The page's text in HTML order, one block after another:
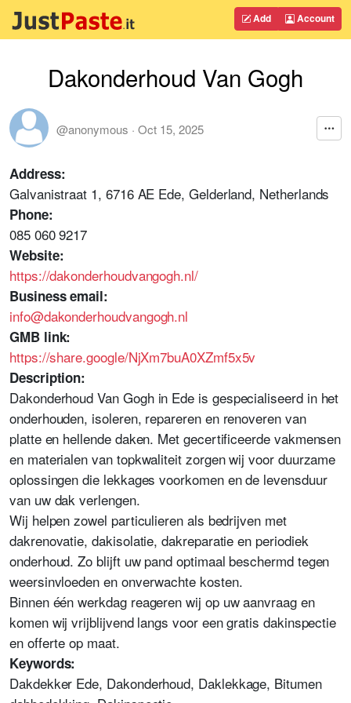
Add Account
Dakonderhoud Van Gogh
@anonymous · Oct 15, 2025
Address:
Galvanistraat 1, 6716 AE Ede, Gelderland, Netherlands
Phone:
085 060 9217
Website:
https://dakonderhoudvangogh.nl/
Business email:
info@dakonderhoudvangogh.nl
GMB link:
https://share.google/NjXm7buA0XZmf5x5v
Description:
Dakonderhoud Van Gogh in Ede is gespecialiseerd in het
onderhouden, isoleren, repareren en renoveren van
platte en hellende daken. Met gecertificeerde vakmensen
en materialen van topkwaliteit zorgen wij voor duurzame
oplossingen die lekkages voorkomen en de levensduur
van uw dak verlengen.
Wij helpen zowel particulieren als bedrijven met
dakrenovatie, dakisolatie, dakreparatie en periodiek
onderhoud. Zo blijft uw pand optimaal beschermd tegen
weersinvloeden en onverwachte kosten.
Binnen één werkdag reageren wij op uw aanvraag en
komen wij vrijblijvend langs voor een gratis dakinspectie
en offerte op maat.
Keywords:
Dakdekker Ede, Dakonderhoud, Daklekkage, Bitumen